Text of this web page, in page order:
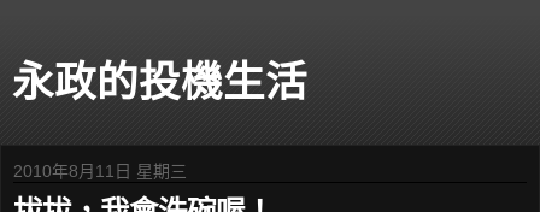
永政的投機生活
2010年8月11日 星期三